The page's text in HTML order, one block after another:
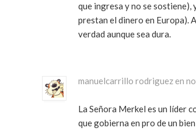
que ingresa y no se sostiene),
prestan el dinero en Europa).
verdad aunque sea dura.
manuelcarrillo rodriguez en
La Señora Merkel es un líder
que gobierna en pro de un